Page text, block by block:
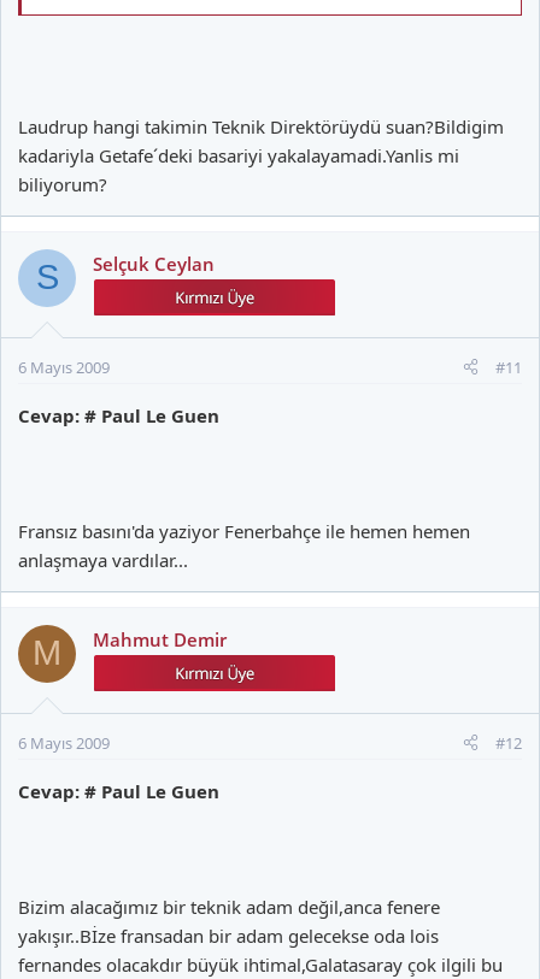
Laudrup hangi takimin Teknik Direktörüydü suan?Bildigim
kadariyla Getafe´deki basariyi yakalayamadi.Yanlis mi
biliyorum?
S Selçuk Ceylan
6 Mayıs 2009 #11
Cevap: # Paul Le Guen
Fransız basını'da yaziyor Fenerbahçe ile hemen hemen
anlaşmaya vardılar...
M Mahmut Demir
6 Mayıs 2009 #12
Cevap: # Paul Le Guen
Bizim alacağımız bir teknik adam değil,anca fenere
yakışır..Bİze fransadan bir adam gelecekse oda lois
fernandes olacakdır büyük ihtimal,Galatasaray çok ilgili bu